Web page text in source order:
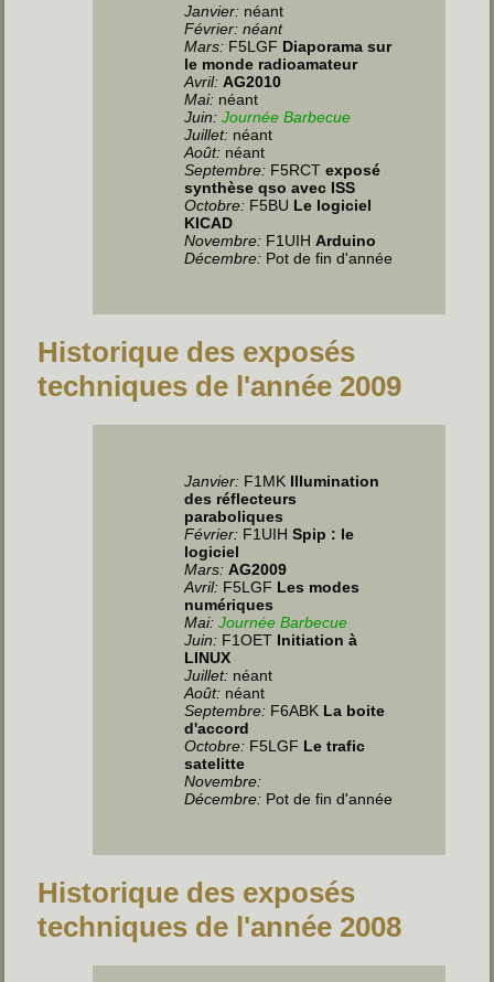
Janvier: néant
Février: néant
Mars: F5LGF Diaporama sur
le monde radioamateur
Avril: AG2010
Mai: néant
Juin:Journée Barbecue
Juillet: néant
Août: néant
Septembre: F5RCTexposé
synthèse qso avec ISS
Octobre: F5BU Le logiciel
KICAD
Novembre: F1UIHArduino
Décembre: Pot de fin d'année
Historique des exposés
techniques de l'année 2009
Janvier: F1MK Illumination
des réflecteurs
paraboliques
Février: F1UIHSpip : le
logiciel
Mars:AG2009
Avril: F5LGF Les modes
numériques
Mai: Journée Barbecue
Juin: F1OET Initiation à
LINUX
Juillet: néant
Août: néant
Septembre: F6ABK La boite
d'accord
Octobre: F5LGF Le trafic
satelitte
Novembre:
Décembre: Pot de fin d'année
Historique des exposés
techniques de l'année 2008